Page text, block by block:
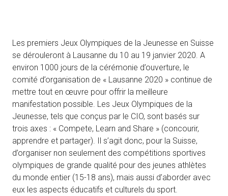
Les premiers Jeux Olympiques de la Jeunesse en Suisse
se dérouleront à Lausanne du 10 au 19 janvier 2020. A
environ 1000 jours de la cérémonie d’ouverture, le
comité d’organisation de « Lausanne 2020 » continue de
mettre tout en œuvre pour offrir la meilleure
manifestation possible. Les Jeux Olympiques de la
Jeunesse, tels que conçus par le CIO, sont basés sur
trois axes : « Compete, Learn and Share » (concourir,
apprendre et partager). Il s’agit donc, pour la Suisse,
d’organiser non seulement des compétitions sportives
olympiques de grande qualité pour des jeunes athlètes
du monde entier (15-18 ans), mais aussi d’aborder avec
eux les aspects éducatifs et culturels du sport.